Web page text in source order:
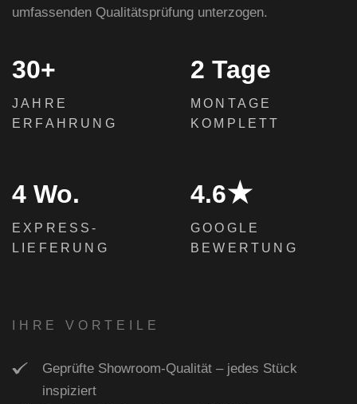
umfassenden Qualitätsprüfung unterzogen.
30+
JAHRE
ERFAHRUNG
2 Tage
MONTAGE
KOMPLETT
4 Wo.
EXPRESS-
LIEFERUNG
4.6★
GOOGLE
BEWERTUNG
IHRE VORTEILE
Geprüfte Showroom-Qualität – jedes Stück
inspiziert